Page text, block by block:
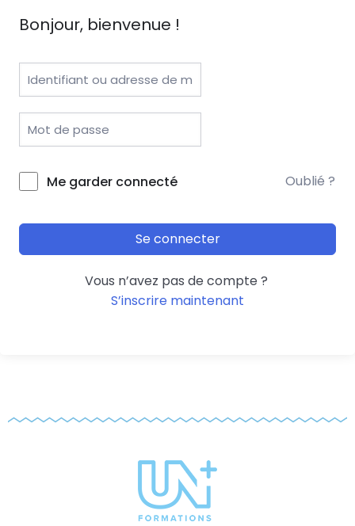
Bonjour, bienvenue !
Me garder connecté Oublié ?
Se connecter
Vous n’avez pas de compte ?
S’inscrire maintenant